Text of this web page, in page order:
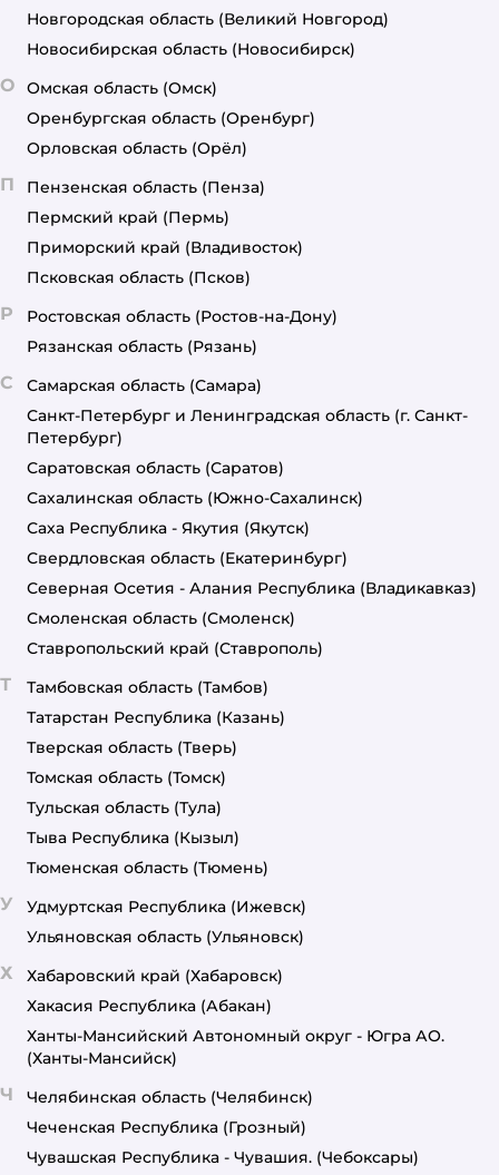
Новгородская область (Великий Новгород)
Новосибирская область (Новосибирск)
О Омская область (Омск)
Оренбургская область (Оренбург)
Орловская область (Орёл)
П Пензенская область (Пенза)
Пермский край (Пермь)
Приморский край (Владивосток)
Псковская область (Псков)
Р Ростовская область (Ростов-на-Дону)
Рязанская область (Рязань)
С Самарская область (Самара)
Санкт-Петербург и Ленинградская область (г. Санкт-
Петербург)
Саратовская область (Саратов)
Сахалинская область (Южно-Сахалинск)
Саха Республика - Якутия (Якутск)
Свердловская область (Екатеринбург)
Северная Осетия - Алания Республика (Владикавказ)
Смоленская область (Смоленск)
Ставропольский край (Ставрополь)
Т Тамбовская область (Тамбов)
Татарстан Республика (Казань)
Тверская область (Тверь)
Томская область (Томск)
Тульская область (Тула)
Тыва Республика (Кызыл)
Тюменская область (Тюмень)
У Удмуртская Республика (Ижевск)
Ульяновская область (Ульяновск)
Х Хабаровский край (Хабаровск)
Хакасия Республика (Абакан)
Ханты-Мансийский Автономный округ - Югра АО.
(Ханты-Мансийск)
Ч Челябинская область (Челябинск)
Чеченская Республика (Грозный)
Чувашская Республика - Чувашия. (Чебоксары)